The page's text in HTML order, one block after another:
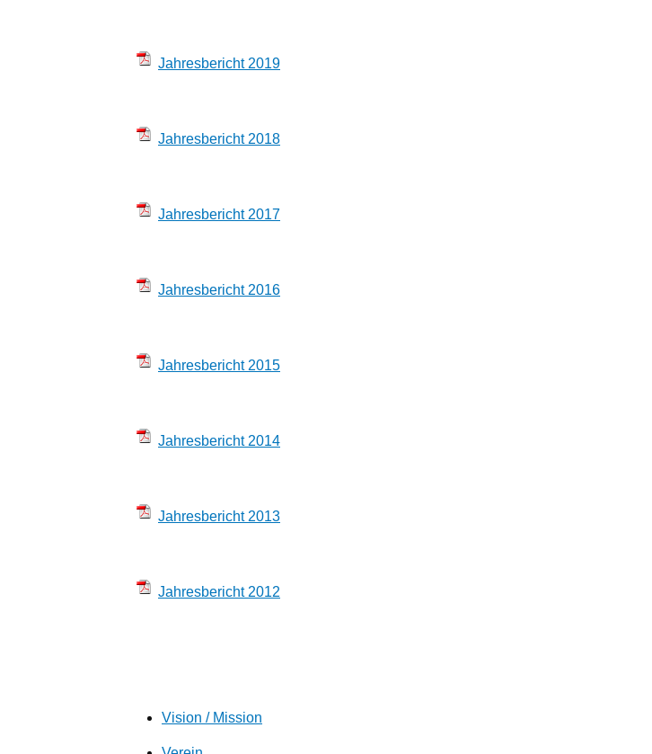
Jahresbericht 2019
Jahresbericht 2018
Jahresbericht 2017
Jahresbericht 2016
Jahresbericht 2015
Jahresbericht 2014
Jahresbericht 2013
Jahresbericht 2012
Vision / Mission